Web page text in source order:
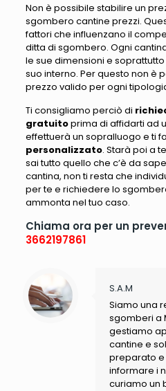
Non è possibile stabilire un
sgombero cantine prezzi.
fattori che influenzano il
ditta di sgombero. Ogni
le sue dimensioni e
suo interno. Per questo non è
prezzo valido per ogni
Ti consigliamo perciò di
gratuitoprima di affidarti ad
effettuerà un sopralluogo e ti
personalizzato. Starà poi a
sai tutto quello che c’è da
cantina, non ti resta che
per te e richiedere lo
ammonta nel tuo caso.
Chiama ora per un
3662197861
S.A.M
Siamo una
sgomberi a
gestiamo
cantine e
preparato e
informare i
curiamo un